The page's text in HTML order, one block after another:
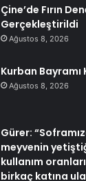
Çine’de Fırın
Gerçekleştirildi
Ağustos 8, 2026
Kurban Bayramı
Ağustos 8, 2026
Gürer:
meyvenin
kullanım
birkaç katına